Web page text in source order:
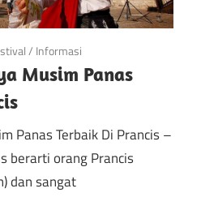
/ Informasi
Musim Panas
Panas Terbaik Di Prancis –
berarti orang Prancis
dan sangat